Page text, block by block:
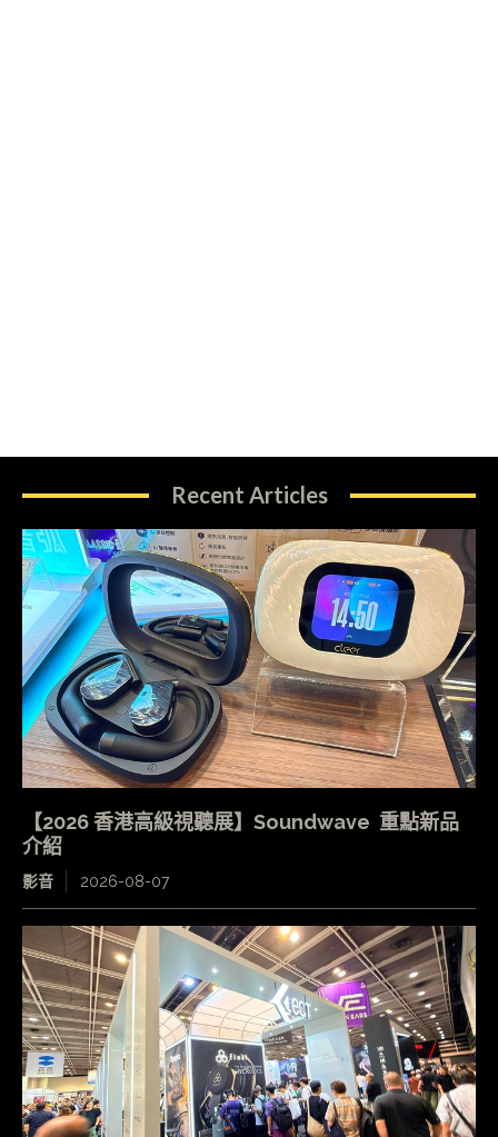
Recent Articles
【2026 香港高級視聽展】Soundwave 重點新品
介紹
影音 2026-08-07